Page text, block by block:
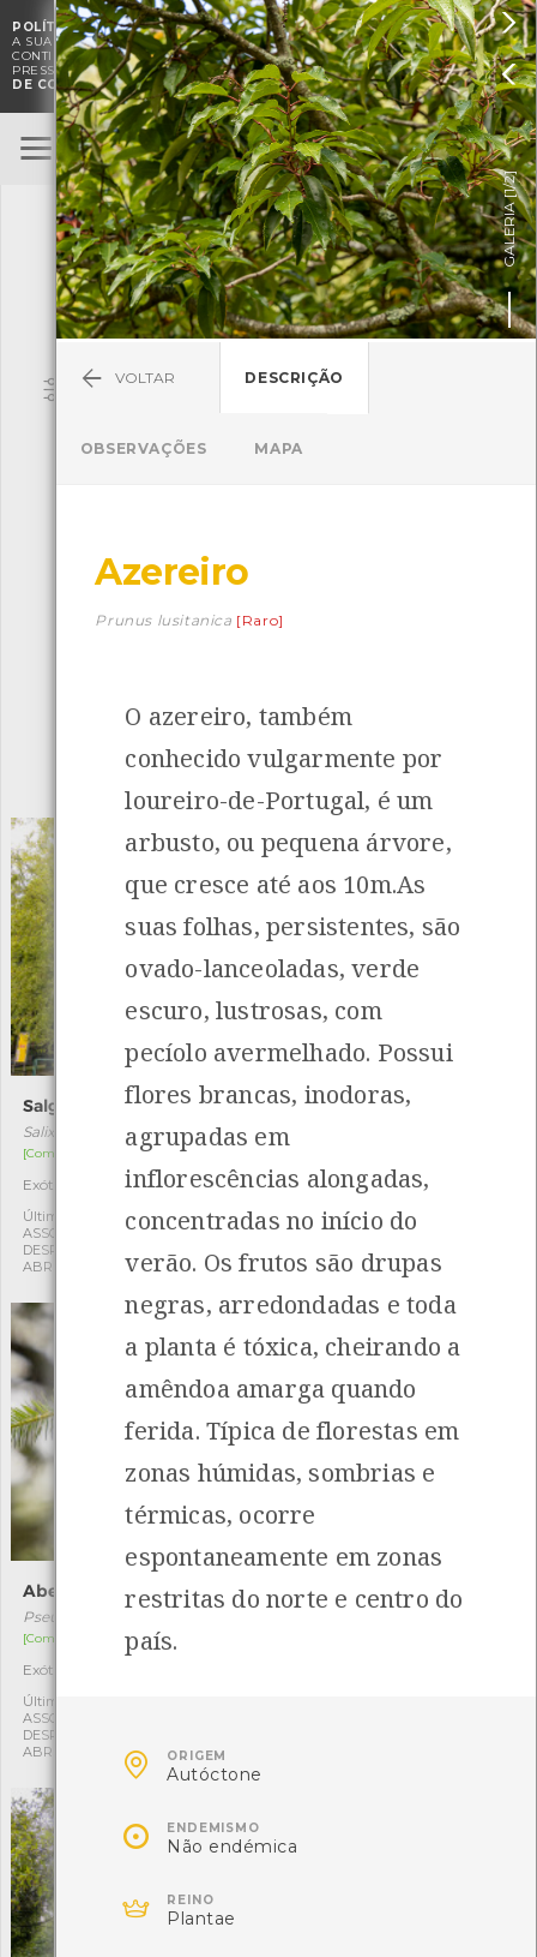
POLÍTICA DE COOKIES. O CMIA UTILIZA COOKIES PARA MELHORAR
A SUA EXPERIÊNCIA DE NAVEGAÇÃO E PARA FINS ESTATÍSTICOS.A
CONTINUAÇÃO DA UTILIZAÇÃO DESTE WEBSITE E SERVIÇOS
PRESSUPÕE A ACEITAÇÃO DA UTILIZAÇÃO DE COOKIES.POLÍTICA
DE COOKIES

ENTRAR
BioRegisto
TERMOS DE UTILIZAÇÃO
SUBMETER OBSERVAÇÃO
Pesquisa
Descarregar a app BioRegisto
Espécies 4829 Observações
Salgueiro-do-Japão
Salix matsudana "Tortuosa"
[Comum]
Exótica
Última observação por:
ASSOCIAÇÃO CULTURAL E
DESPORTIVA CAPITÃES DE
ABRIL
1
Carvalho-dos-pântanos
Quercus palustris
Exótica
Última observação por:
ASSOCIAÇÃO CULTURAL E
DESPORTIVA CAPITÃES DE
ABRIL
Abeto-de-Douglas
Pseudotsuga menziesii
[Comum]
Exótica
Última observação por:
ASSOCIAÇÃO CULTURAL E
DESPORTIVA CAPITÃES DE
ABRIL
Azereiro


GALERIA [
1/2
]
VOLTAR DESCRIÇÃO
OBSERVAÇÕES MAPA
Azereiro
Prunus lusitanica [Raro]
O azereiro, também
conhecido vulgarmente por
loureiro-de-Portugal, é um
arbusto, ou pequena árvore,
que cresce até aos 10m.As
suas folhas, persistentes, são
ovado-lanceoladas, verde
escuro, lustrosas, com
pecíolo avermelhado. Possui
flores brancas, inodoras,
agrupadas em
inflorescências alongadas,
concentradas no início do
verão. Os frutos são drupas
negras, arredondadas e toda
a planta é tóxica, cheirando a
amêndoa amarga quando
ferida. Típica de florestas em
zonas húmidas, sombrias e
térmicas, ocorre
espontaneamente em zonas
restritas do norte e centro do
país.
 ORIGEM
Autóctone
 ENDEMISMO
Não endémica
 REINO
Plantae